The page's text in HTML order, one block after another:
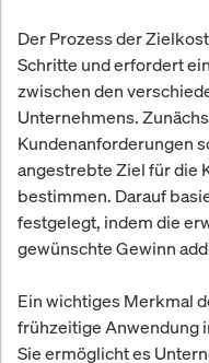
Der Prozess der
Schritte und erfordert
zwischen den
Unternehmens.
Kundenanforderungen
angestrebte Ziel für die
bestimmen. Darauf
festgelegt, indem die
gewünschte Gewinn
Ein wichtiges Merkmal
frühzeitige Anwendung
Sie ermöglicht es